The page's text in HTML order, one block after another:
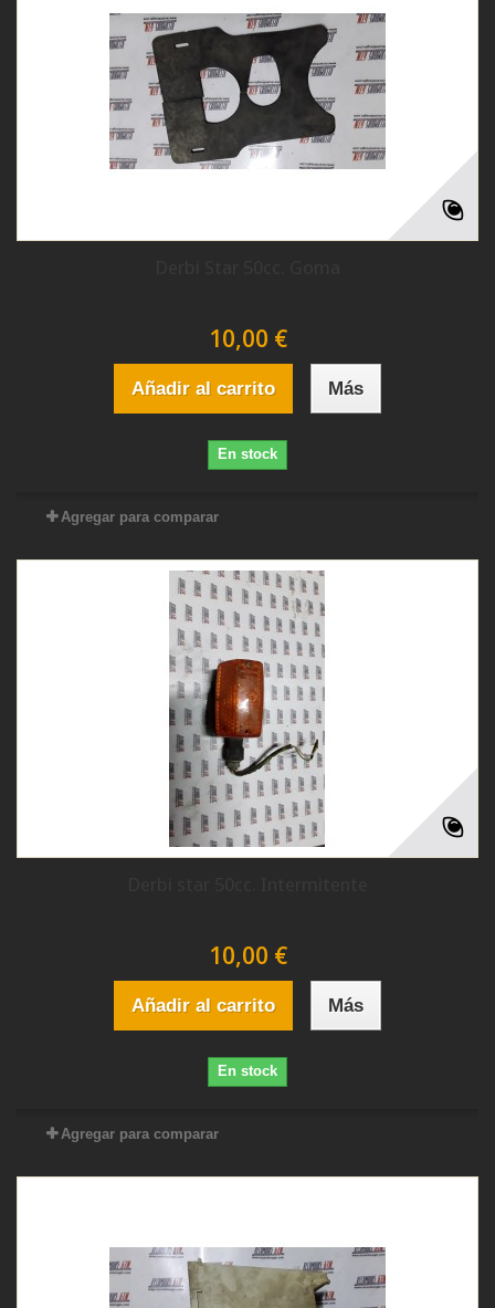
10,00 €
Añadir al carrito Más
En stock
Agregar para comparar
10,00 €
Añadir al carrito Más
En stock
Agregar para comparar